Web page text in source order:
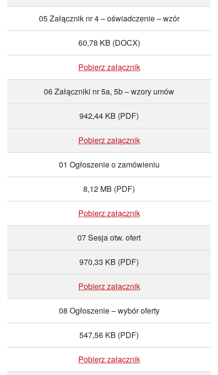
05 Załącznik nr 4 – oświadczenie – wzór
60,78 KB (DOCX)
Pobierz załącznik
06 Załączniki nr 5a, 5b – wzory umów
942,44 KB (PDF)
Pobierz załącznik
01 Ogłoszenie o zamówieniu
8,12 MB (PDF)
Pobierz załącznik
07 Sesja otw. ofert
970,33 KB (PDF)
Pobierz załącznik
08 Ogłoszenie – wybór oferty
547,56 KB (PDF)
Pobierz załącznik